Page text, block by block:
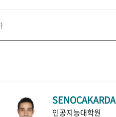
SENOCAKARDA
인공지능대학원